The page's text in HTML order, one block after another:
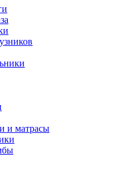
и матрасы